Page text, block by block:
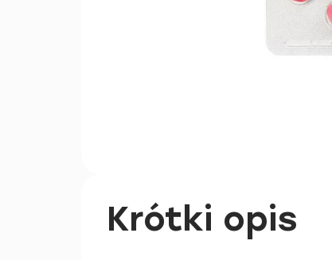
Krótki opis